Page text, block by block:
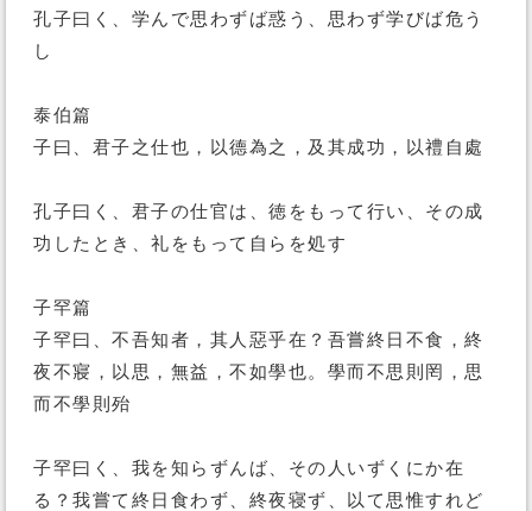
孔子曰く、学んで思わずば惑う、思わず学びば危う
し
泰伯篇
子曰、君子之仕也，以德為之，及其成功，以禮自處
孔子曰く、君子の仕官は、徳をもって行い、その成
功したとき、礼をもって自らを処す
子罕篇
子罕曰、不吾知者，其人惡乎在？吾嘗終日不食，終
夜不寢，以思，無益，不如學也。學而不思則罔，思
而不學則殆
子罕曰く、我を知らずんば、その人いずくにか在
る？我嘗て終日食わず、終夜寝ず、以て思惟すれど